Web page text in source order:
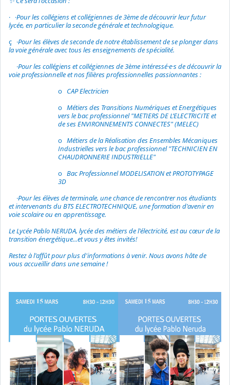
· ·Pour les collégiens et collégiennes de 3ème de découvrir leur futur
lycée, en particulier la seconde générale et technologique.
ç ·Pour les élèves de seconde de notre établissement de se plonger dans
la voie générale avec tous les enseignements de spécialité.
·Pour les collégiens et collégiennes de 3ème intéressé·e·s de découvrir la
voie professionnelle et nos filières professionnelles passionnantes :
o CAP Electricien
o Métiers des Transitions Numériques et Energétiques
vers le bac professionnel "METIERS DE L’ELECTRICITE et
de ses ENVIRONNEMENTS CONNECTES" (MELEC)
o Métiers de la Réalisation des Ensembles Mécaniques
Industrielles vers le bac professionnel "TECHNICIEN EN
CHAUDRONNERIE INDUSTRIELLE"
o Bac Professionnel MODELISATION et PROTOTYPAGE
3D
·Pour les élèves de terminale, une chance de rencontrer nos étudiants
et intervenants du BTS ELECTROTECHNIQUE, une formation d'avenir en
voie scolaire ou en apprentissage.
Le Lycée Pablo NERUDA, lycée des métiers de l'électricité, est au cœur de la
transition énergétique...et vous y êtes invités!
Restez à l'affût pour plus d'informations à venir. Nous avons hâte de
vous accueillir dans une semaine !